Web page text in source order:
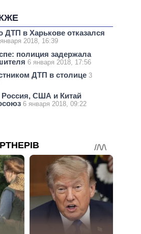
ДТП в Харькове отказался
2018, 16:39
полиция задержала
6 января 2018, 17:56
ДТП в столице 3
США и Китай
6 января 2018, 09:22